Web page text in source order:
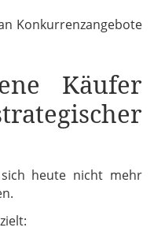
Konkurrenzangebote
Käufer
sich heute nicht mehr